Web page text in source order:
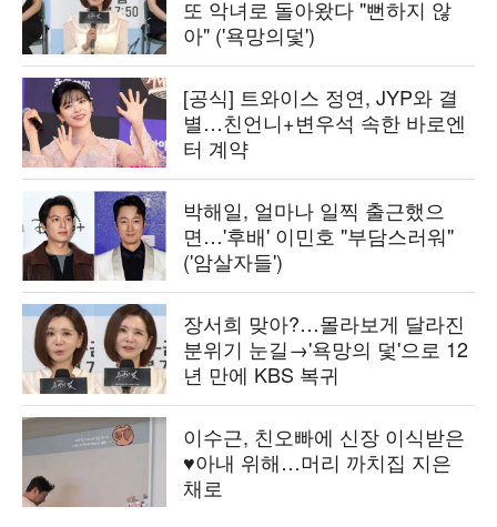
또 악녀로 돌아왔다 "뻔하지 않
아" ('욕망의덫')
[공식] 트와이스 정연, JYP와 결
별…친언니+변우석 속한 바로엔
터 계약
박해일, 얼마나 일찍 출근했으
면…'후배' 이민호 "부담스러워"
('암살자들')
장서희 맞아?…몰라보게 달라진
분위기 눈길→'욕망의 덫'으로 12
년 만에 KBS 복귀
이수근, 친오빠에 신장 이식받은
♥아내 위해…머리 까치집 지은
채로